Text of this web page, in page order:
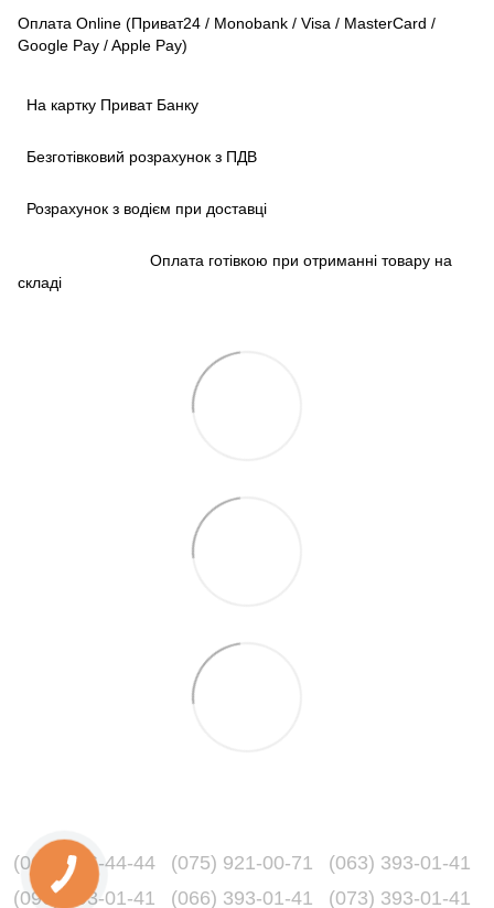
Оплата Online (Приват24 / Monobank / Visa / MasterCard /
Google Pay / Apple Pay)
На картку Приват Банку
Безготівковий розрахунок з ПДВ
Розрахунок з водієм при доставці
Оплата готівкою при отриманні товару на
складі
(067) 216-44-44 (075) 921-00-71
(063) 393-01-41
(096) 393-01-41
(066) 393-01-41 (073) 393-01-41